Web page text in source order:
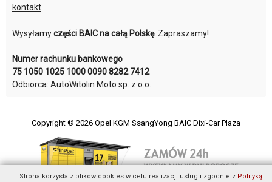
kontakt
Wysyłamyczęści BAIC na całą Polskę. Zapraszamy!
Numer rachunku bankowego
75 1050 1025 1000 0090 8282 7412
Odbiorca: AutoWitolin Moto sp. z o.o.
Copyright © 2026 Opel KGM SsangYong BAIC Dixi-Car Plaza
Strona korzysta z plików cookies w celu realizacji usług i zgodnie z Polityką